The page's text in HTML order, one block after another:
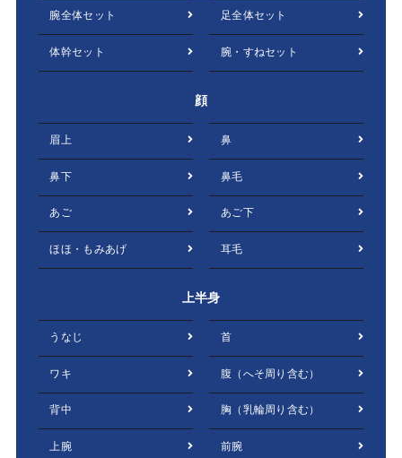
腕全体セット 足全体セット
体幹セット 腕・すねセット
顔
眉上 鼻
鼻下 鼻毛
あご あご下
ほほ・もみあげ 耳毛
上半身
うなじ 首
ワキ 腹（へそ周り含む）
背中 胸（乳輪周り含む）
上腕 前腕